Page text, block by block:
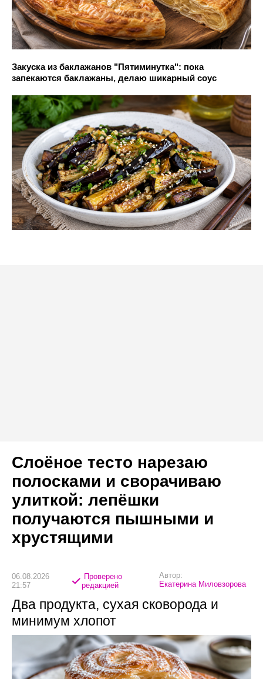
Закуска из баклажанов "Пятиминутка": пока
запекаются баклажаны, делаю шикарный соус
Слоёное тесто нарезаю
полосками и сворачиваю
улиткой: лепёшки
получаются пышными и
хрустящими
06.08.2026
21:57
Проверено
редакцией
Автор:
Екатерина Миловзорова
Два продукта, сухая сковорода и
минимум хлопот